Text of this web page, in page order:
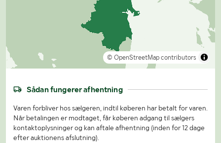
© OpenStreetMap contributors
Sådan fungerer afhentning
Varen forbliver hos sælgeren, indtil køberen har betalt for varen.
Når betalingen er modtaget, får køberen adgang til sælgers
kontaktoplysninger og kan aftale afhentning (inden for 12 dage
efter auktionens afslutning).